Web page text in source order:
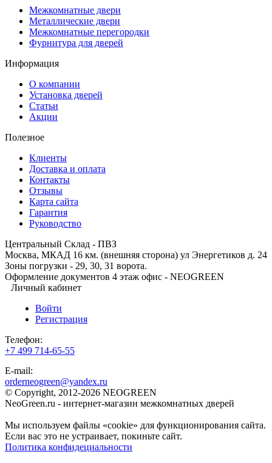
Межкомнатные двери
Металлические двери
Межкомнатные перегородки
Фурнитура для дверей
Информация
О компании
Установка дверей
Статьи
Акции
Полезное
Клиенты
Доставка и оплата
Контакты
Отзывы
Карта сайта
Гарантия
Руководство
Центральный Склад - ПВЗ
Москва, МКАД 16 км. (внешняя сторона) ул Энергетиков д. 24
Зоны погрузки - 29, 30, 31 ворота.
Оформление документов 4 этаж офис - NEOGREEN
Личный кабинет
Войти
Регистрация
Телефон:
+7 499 714-65-55
E-mail:
orderneogreen@yandex.ru
© Copyright, 2012-2026 NEOGREEN
NeoGreen.ru - интернет-магазин межкомнатных дверей
Мы используем файлы «cookie» для функционирования сайта.
Если вас это не устраивает, покиньте сайт.
Политика конфидециальности